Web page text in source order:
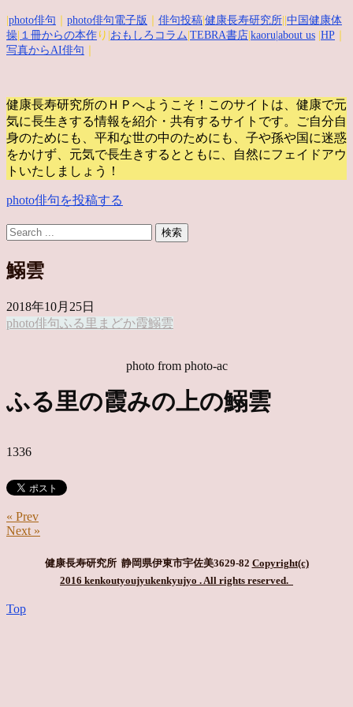
photo俳句 photo俳句電子版 俳句投稿 健康長寿研究所 中国健康体
操 １冊からの本作 り| おもしろコラム TEBRA書店 kaoru |about us HP
写真からAI俳句
健康長寿研究所のＨＰへようこそ！このサイトは、健康で元
気に長生きする情報を紹介・共有するサイトです。
ご自分自
身のためにも、平和な世の中のためにも、子や孫や国に迷惑
をかけず、元気で長生きするとともに、自然にフェイドアウ
トいたしましょう！
photo俳句を投稿する
鰯雲
2018年10月25日
photo俳句ふる里 まどか霞鰯雲
photo from photo-ac
ふる里の霞みの上の鰯雲
1336
« Prev
Next »
健康長寿研究所 静岡県伊東市宇佐美3629-82 Copyright(c)
2016 kenkoutyoujyukenkyujyo . All rights reserved.
Top